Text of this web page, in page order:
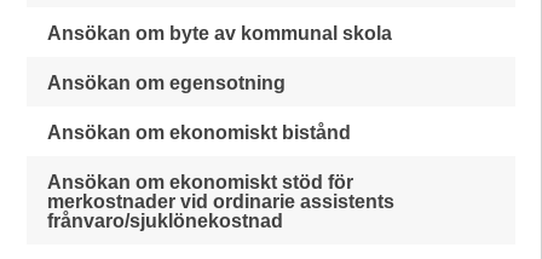
Ansökan om byte av kommunal skola
Ansökan om egensotning
Ansökan om ekonomiskt bistånd
Ansökan om ekonomiskt stöd för
merkostnader vid ordinarie assistents
frånvaro/sjuklönekostnad